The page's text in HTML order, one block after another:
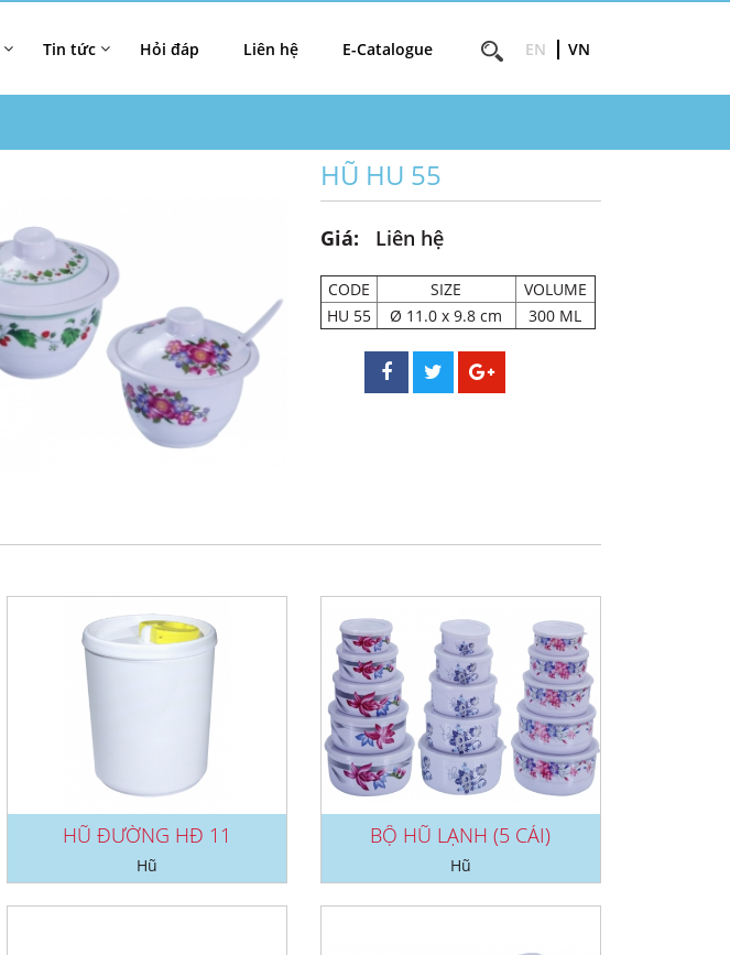
Tin tức Hỏi đáp Liên hệ E-Catalogue EN VN
HŨ HU 55
Giá: Liên hệ
CODE SIZE
VOLUME
HU 55
Ø 11.0 x 9.8 cm 300 ML
HŨ ĐƯỜNG HĐ 11
Hũ
BỘ HŨ LẠNH (5 CÁI)
Hũ